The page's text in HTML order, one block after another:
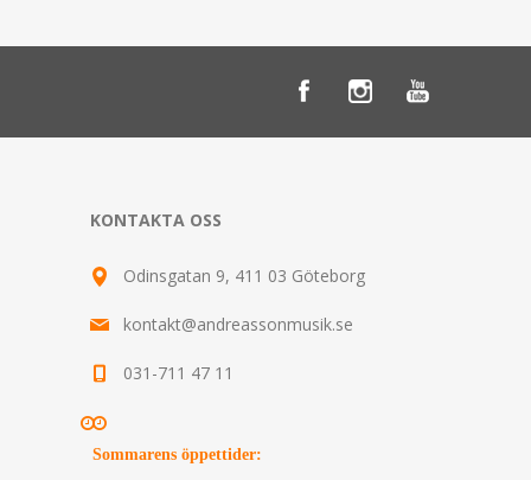
KONTAKTA OSS
Odinsgatan 9, 411 03 Göteborg
kontakt@andreassonmusik.se
031-711 47 11
Sommarens öppettider: